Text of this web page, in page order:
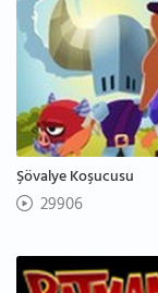
Şövalye Koşucusu
29906